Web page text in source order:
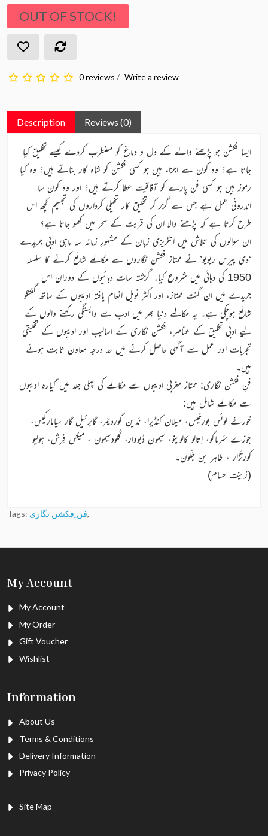
OUT OF STOCK!
0 reviews / Write a review
Description Reviews (0)
ایسا فکشن جو پڑھنے والے کے دل و دماغ کو مضطرب کردے کیسے تخلیق کیا
جاتا ہے؟ وہ کون سے اجزاء ہیں جو کسی فکشن کو شاہ کار بناتے ہیں؟ وہ کیا
رموز ہیں جو کسی فن پارے کو آفاقیت عطا کرتے ہیں؟ اور وہ کون سا
اندرونی عمل ہے جس سے گزر کر تخلیق کار تخیلی کرداروں کی تجسیم کچھ اس
طرح کرتا ہے کہ پڑھنے والا ان کی قربت کے سحر میں کھو جاتا ہے؟
ان سوالوں کی تلاش میں انگریزی زبان کے مشہورِ زمانہ سہ ماہی ادبی جریدے
‘دی پیرس ریویو’ نے ممتاز فکشن نگاروں سے مکالمے شائع کرنے کا سلسلہ
1950 کی دہائی میں شروع کیا۔ گزشتہ سات دہائیوں کے دوران اس
جریدے میں ان گنت ممتاز، اور اکثر نوبل انعام یافتہ ادیبوں کے ساتھ گفتگو
شائع ہوچکی ہے۔ یہ مکالمے دنیا بھر میں ادب سے وابستگی رکھنے والوں کے
لیے ادبی تخلیق کے عناصر، فکشن نگاری کے اسالیب اور ادیبوں کے تخلیقی
تجربات اور عمل سے آگہی حاصل کرنے میں حد درجہ معاون ثابت ہوئے
ہیں۔
فنِ فکشن نگاری: ممتاز مغربی ادیبوں سے مکالمے کی پہلی جلد میں گیارہ ادیبوں
سے مکالمے شامل ہیں:
خورخے لوئس بورخیس، میلان کنڈیرا، نَدین گوردیمَر، گابرئیل گار سیامارکیس،
جوزے سَرماگو، اِتالو کالوینو، سیمون دُبووار، کُلودسیمون ، میکس فِرش، ہولیو
کورتَزَار ، طاہر بن جَلّون۔
(زینت حسام)
Tags: فن ِفکشن نگاری,
My Account
My Account
My Order
Gift Voucher
Wishlist
Information
About Us
Terms & Conditions
Delivery Information
Privacy Policy
Site Map